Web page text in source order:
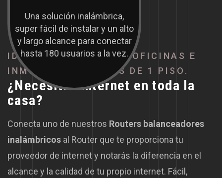
Una solución inalámbrica,
super fácil de instalar y un alto
y largo alcance para conectar
hasta 180 usuarios a la vez.
I DEAL TA MBIÉN PARA O F I C I NA S
E
I N MU ÁS D E 1 P I S O .
¿ Necesitas internet en toda la
casa?
Conecta uno de nuestros Routers balanceadores
inalámbricos al Router que te proporciona tu
proveedor de internet y notarás la diferencia en el
alcance y la calidad de tu propio internet. Fácil,